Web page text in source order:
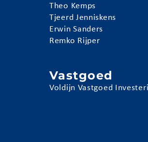
Theo Kemps
Tjeerd Jenniskens
Erwin Sanders
Remko Rijper
Vastgoed
Voldijn Vastgoed